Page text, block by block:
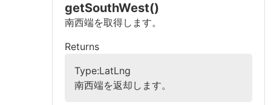
getSouthWest()
南西端を取得します。
Returns
Type:LatLng
南西端を返却します。